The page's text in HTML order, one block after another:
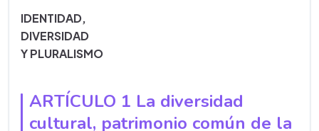
IDENTIDAD,
DIVERSIDAD
Y PLURALISMO
ARTÍCULO 1 La diversidad
cultural, patrimonio común de la